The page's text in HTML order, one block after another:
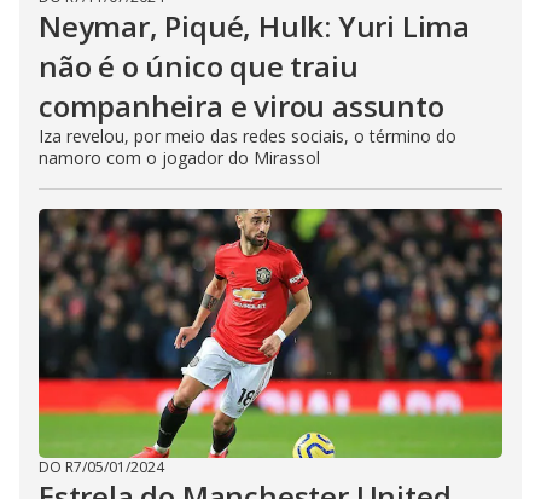
Neymar, Piqué, Hulk: Yuri Lima
não é o único que traiu
companheira e virou assunto
Iza revelou, por meio das redes sociais, o término do
namoro com o jogador do Mirassol
DO R7/05/01/2024